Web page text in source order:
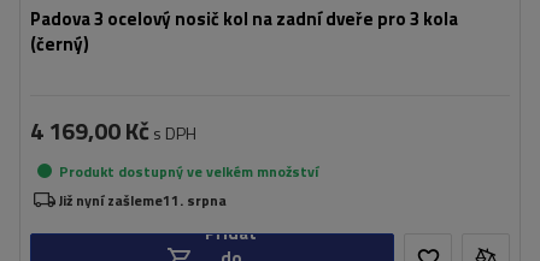
Padova 3 ocelový nosič kol na zadní dveře pro 3 kola
(černý)
4 169,00 Kč s DPH
Produkt dostupný ve velkém množství
Již nyní zašleme11. srpna
Přidat